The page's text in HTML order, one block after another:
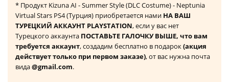
* Продукт Kizuna AI - Summer Style (DLC Costume) - Neptunia
Virtual Stars PS4 (Турция) приобретается нами НА ВАШ
ТУРЕЦКИЙ АККАУНТ PLAYSTATION, если у вас нет
Турецкого аккаунта ПОСТАВЬТЕ ГАЛОЧКУ ВЫШЕ, что вам
требуется аккаунт, создадим бесплатно в подарок(акция
действует только при первом заказе), от вас нужна почта
вида@gmail.com.